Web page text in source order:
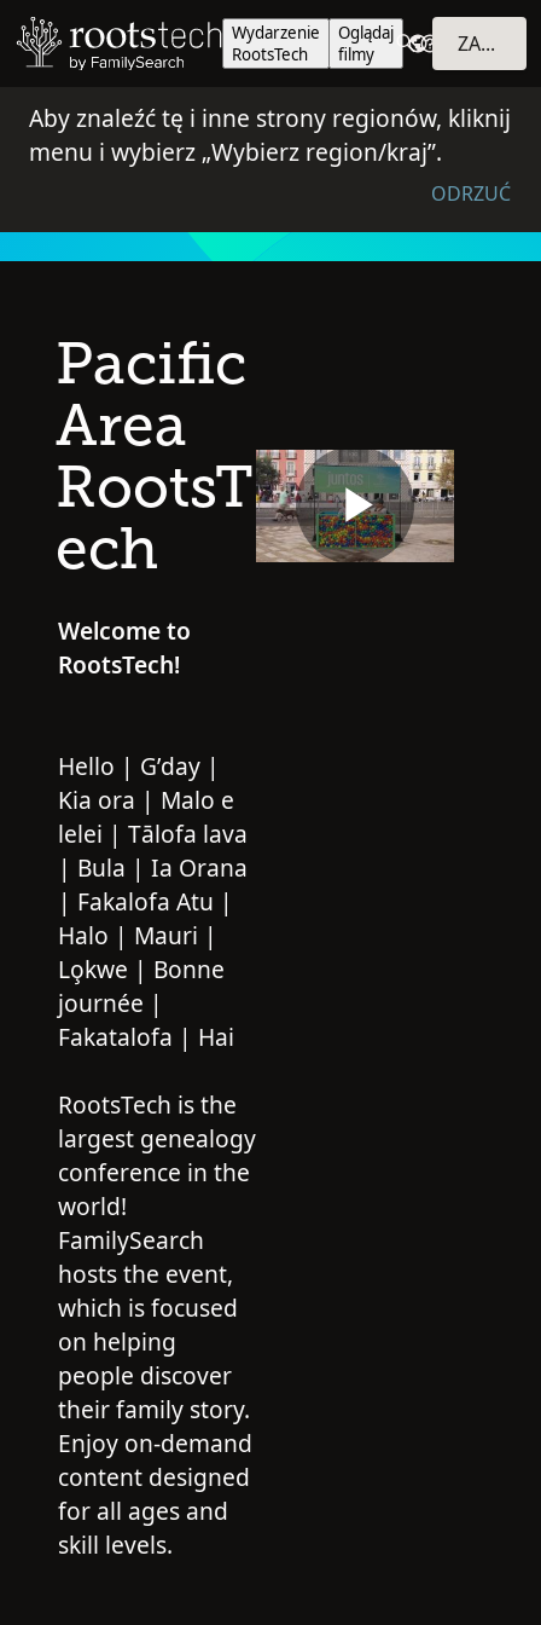
Wydarzenie
RootsTech
Oglądaj
filmy
ZALOGUJ SIĘ
Aby znaleźć tę i inne strony regionów, kliknij
menu i wybierz „Wybierz region/kraj”.
ODRZUĆ
Pacific
Area
RootsT
ech
Welcome to
RootsTech!
Hello | G’day |
Kia ora | Malo e
lelei | Tālofa lava
| Bula | Ia Orana
| Fakalofa Atu |
Halo | Mauri |
Lo̧kwe | Bonne
journée |
Fakatalofa | Hai
RootsTech is the
largest genealogy
conference in the
world!
FamilySearch
hosts the event,
which is focused
on helping
people discover
their family story.
Enjoy on-demand
content designed
for all ages and
skill levels.
Play